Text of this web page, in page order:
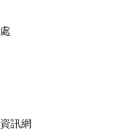
訊網